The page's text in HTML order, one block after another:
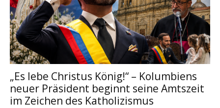
„Es lebe Christus König!“ – Kolumbiens
neuer Präsident beginnt seine Amtszeit
im Zeichen des Katholizismus